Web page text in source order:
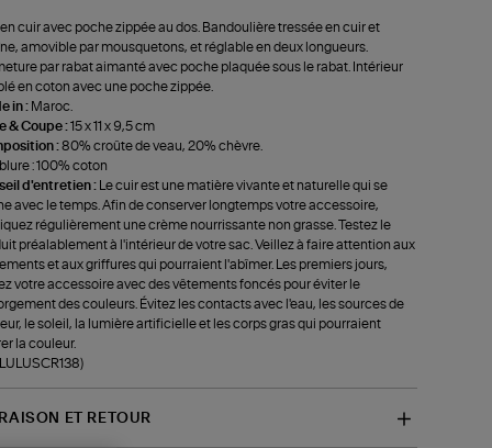
cuir avec poche zippée au dos. Bandoulière tressée en cuir et
amovible par mousquetons, et réglable en deux longueurs.
par rabat aimanté avec poche plaquée sous le rabat. Intérieur
en coton avec une poche zippée.
in : Maroc.
& Coupe :15 x 11 x 9,5 cm
:80% croûte de veau, 20% chèvre.
: 100% coton
d'entretien :
Le cuir est une matière vivante et naturelle qui se
avec le temps. Afin de conserver longtemps votre accessoire,
régulièrement une crème nourrissante non grasse. Testez le
préalablement à l'intérieur de votre sac. Veillez à faire attention aux
et aux griffures qui pourraient l'abîmer. Les premiers jours,
votre accessoire avec des vêtements foncés pour éviter le
des couleurs. Évitez les contacts avec l'eau, les sources de
le soleil, la lumière artificielle et les corps gras qui pourraient
la couleur.
ET RETOUR